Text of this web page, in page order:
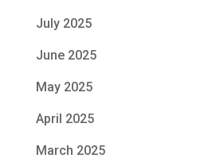
July 2025
June 2025
May 2025
April 2025
March 2025